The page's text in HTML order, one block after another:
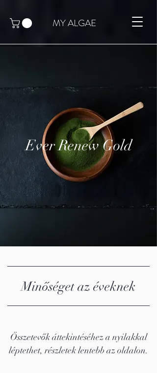
MY ALGAE
Ever Renew Gold
Minőséget az éveknek
Összetevők áttekintéséhez a nyilakkal
léptethet, részletek lentebb az oldalon.